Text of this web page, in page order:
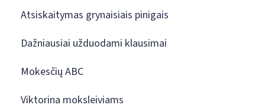
Atsiskaitymas grynaisiais pinigais
Dažniausiai užduodami klausimai
Mokesčių ABC
Viktorina moksleiviams